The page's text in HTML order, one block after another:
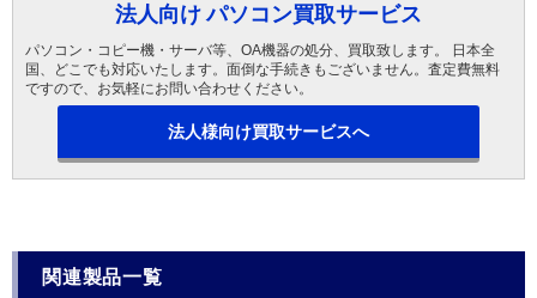
法人向け パソコン買取サービス
パソコン・コピー機・サーバ等、OA機器の処分、買取致します。 日本全
国、どこでも対応いたします。面倒な手続きもございません。査定費無料
ですので、お気軽にお問い合わせください。
法人様向け買取サービスへ
関連製品一覧